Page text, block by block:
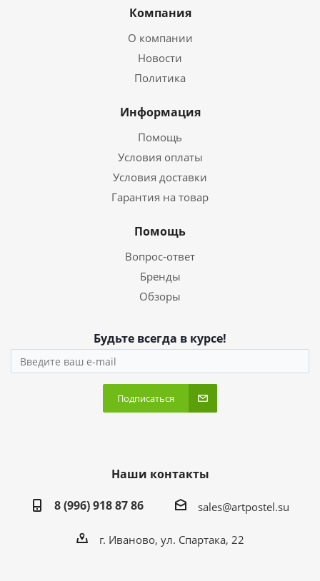
Компания
О компании
Новости
Политика
Информация
Помощь
Условия оплаты
Условия доставки
Гарантия на товар
Помощь
Вопрос-ответ
Бренды
Обзоры
Будьте всегда в курсе!
Подписаться
Наши контакты
8 (996) 918 87 86
sales@artpostel.su
г. Иваново, ул. Спартака, 22